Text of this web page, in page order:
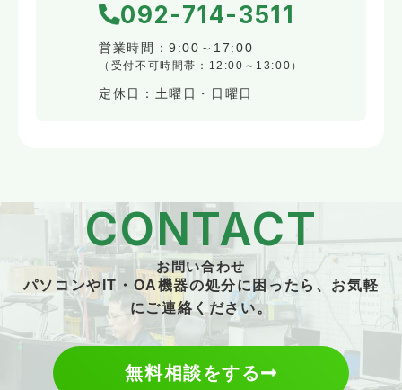
092-714-3511
営業時間：9:00～17:00
（受付不可時間帯：12:00～13:00）
定休日：土曜日・日曜日
CONTACT
お問い合わせ
パソコンやIT・OA機器の処分に困ったら、お気軽
にご連絡ください。
無料相談をする